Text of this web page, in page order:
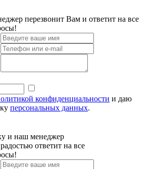
перезвонит Вам и ответит на все
конфиденциальности и даю
персональных данных.
и наш менеджер
ответит на все